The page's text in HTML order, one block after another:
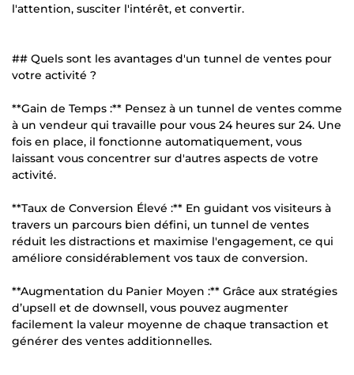
l'attention, susciter l'intérêt, et convertir.
## Quels sont les avantages d'un tunnel de ventes pour
votre activité ?
**Gain de Temps :** Pensez à un tunnel de ventes comme
à un vendeur qui travaille pour vous 24 heures sur 24. Une
fois en place, il fonctionne automatiquement, vous
laissant vous concentrer sur d'autres aspects de votre
activité.
**Taux de Conversion Élevé :** En guidant vos visiteurs à
travers un parcours bien défini, un tunnel de ventes
réduit les distractions et maximise l'engagement, ce qui
améliore considérablement vos taux de conversion.
**Augmentation du Panier Moyen :** Grâce aux stratégies
d’upsell et de downsell, vous pouvez augmenter
facilement la valeur moyenne de chaque transaction et
générer des ventes additionnelles.